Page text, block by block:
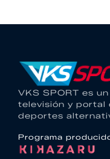
VKS SPORT es
televisión y portal
deportes
Programa